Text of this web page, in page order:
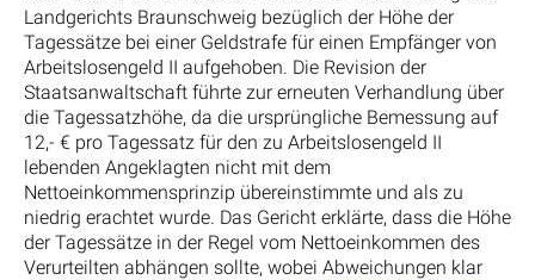
Landgerichts Braunschweig bezüglich der Höhe der
Tagessätze bei einer Geldstrafe für einen Empfänger von
Arbeitslosengeld II aufgehoben. Die Revision der
Staatsanwaltschaft führte zur erneuten Verhandlung über
die Tagessatzhöhe, da die ursprüngliche Bemessung auf
12,- € pro Tagessatz für den zu Arbeitslosengeld II
lebenden Angeklagten nicht mit dem
Nettoeinkommensprinzip übereinstimmte und als zu
niedrig erachtet wurde. Das Gericht erklärte, dass die Höhe
der Tagessätze in der Regel vom Nettoeinkommen des
Verurteilten abhängen sollte, wobei Abweichungen klar